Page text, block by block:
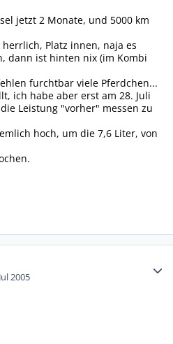
jetzt 2 Monate, und 5000 km
Platz innen, naja es
dann ist hinten nix (im Kombi
furchtbar viele Pferdchen...
ich habe aber erst am 28. Juli
Leistung "vorher" messen zu
hoch, um die 7,6 Liter, von
2005